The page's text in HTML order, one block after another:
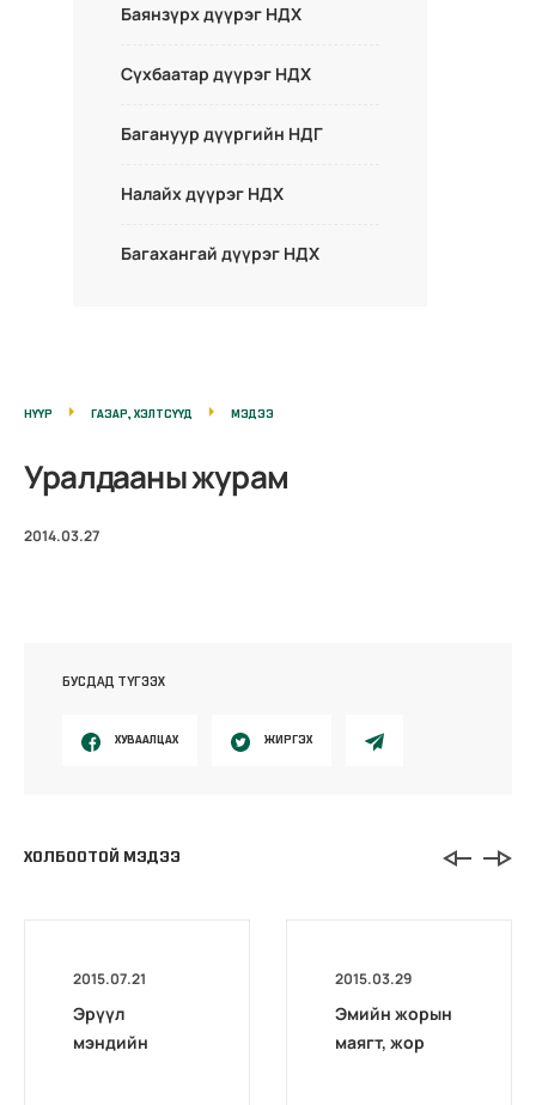
Баянзүрх дүүрэг НДХ
Сүхбаатар дүүрэг НДХ
Багануур дүүргийн НДГ
Налайх дүүрэг НДХ
Багахангай дүүрэг НДХ
НҮҮР ГАЗАР, ХЭЛТСҮҮД МЭДЭЭ
Уралдааны журам
2014.03.27
БУСДАД ТҮГЭЭХ
ХУВААЛЦАХ ЖИРГЭХ
ХОЛБООТОЙ МЭДЭЭ
2015.07.21
Эрүүл
мэндийн
2015.03.29
Эмийн жорын
маягт, жор